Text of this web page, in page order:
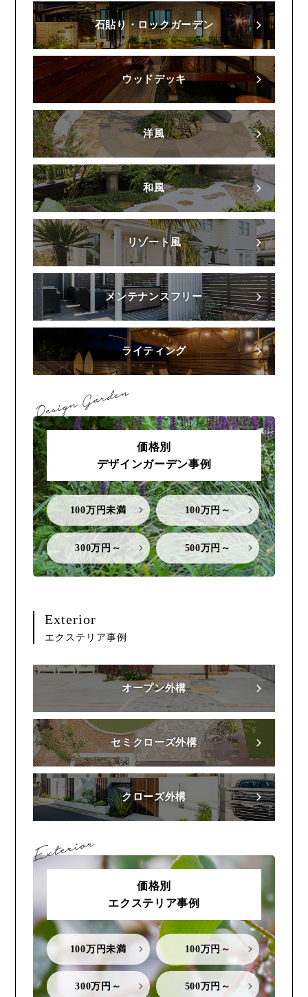
石貼り・ロックガーデン
ウッドデッキ
洋風
和風
リゾート風
メンテナンスフリー
ライティング
価格別
デザインガーデン事例
100万円未満 100万円～
300万円～ 500万円～
Exterior
エクステリア事例
オープン外構
セミクローズ外構
クローズ外構
価格別
エクステリア事例
100万円未満 100万円～
300万円～ 500万円～